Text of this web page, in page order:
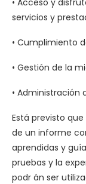
servicios y
• Cumplimiento
• Gestión de la
• Administración
Está previsto
de un informe
aprendidas y
pruebas y la
podr án ser